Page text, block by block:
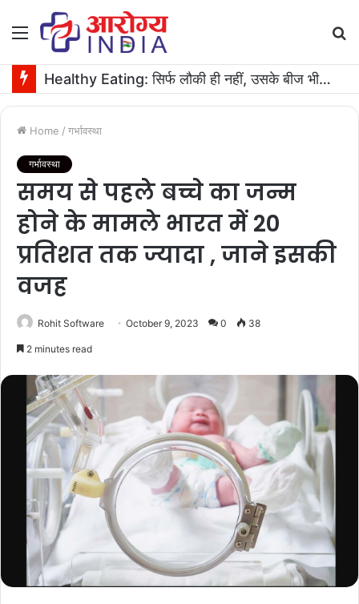
Menu
Healthy Eating: सिर्फ लौकी ही नहीं, उसके बीज भी हैं काम के! फायदे मिलेंगे कमाल के!
Home / गर्भावस्था
गर्भावस्था
समय से पहले बच्चे का जन्म
होने के मामले भारत में 20
प्रतिशत तक ज्यादा , जाने इसकी
वजह
Rohit Software October 9, 2023 0 38
2 minutes read